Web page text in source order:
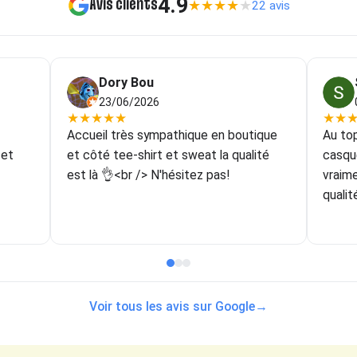
Avis clients4.9★★★★★22 avis
Dory Bou
23/06/2026
★★★★★
Accueil très sympathique en boutique
et côté tee-shirt et sweat la qualité
est là 👌<br /> N'hésitez pas!
★★★
Au
Voir tous les avis sur Google→